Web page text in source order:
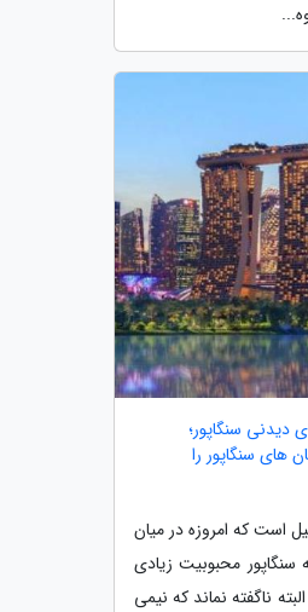
دیدنی سنگاپور؛
های سنگاپور را
است که امروزه در میان
سنگاپور محبوبیت زیادی
ناگفته نماند که نیمی